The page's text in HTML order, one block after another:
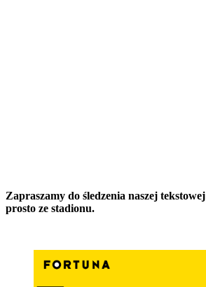
Zapraszamy do śledzenia naszej tekstowej
prosto ze stadionu.